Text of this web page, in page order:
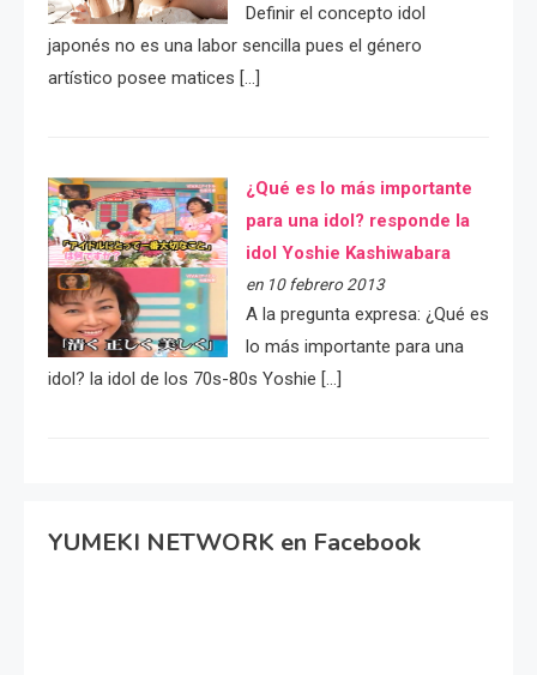
Definir el concepto idol
japonés no es una labor sencilla pues el género
artístico posee matices […]
¿Qué es lo más importante
para una idol? responde la
idol Yoshie Kashiwabara
en 10 febrero 2013
A la pregunta expresa: ¿Qué es
lo más importante para una
idol? la idol de los 70s-80s Yoshie […]
YUMEKI NETWORK en Facebook